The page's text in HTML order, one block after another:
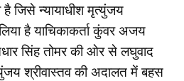
है जिसे न्यायाधीश मृत्युंजय
है याचिकाकर्ता कुंवर अजय
सिंह तोमर की ओर से लघुवाद
श्रीवास्तव की अदालत में बहस